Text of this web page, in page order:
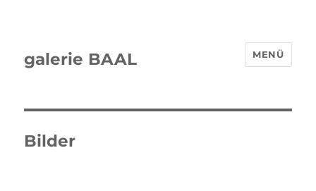
galerie BAAL MENÜ
Bilder